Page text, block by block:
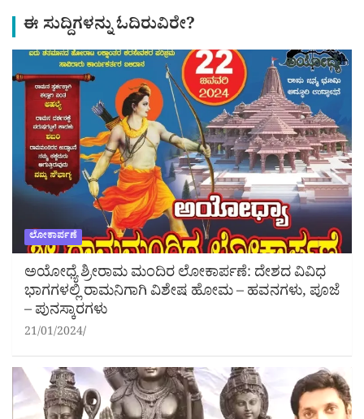
ಈ ಸುದ್ದಿಗಳನ್ನು ಓದಿರುವಿರೇ?
ಲೋಕಾರ್ಪಣೆ
ಅಯೋಧ್ಯೆ ಶ್ರೀರಾಮ ಮಂದಿರ ಲೋಕಾರ್ಪಣೆ: ದೇಶದ ವಿವಿಧ
ಭಾಗಗಳಲ್ಲಿ ರಾಮನಿಗಾಗಿ ವಿಶೇಷ ಹೋಮ – ಹವನಗಳು, ಪೂಜೆ
– ಪುನಸ್ಕಾರಗಳು
21/01/2024